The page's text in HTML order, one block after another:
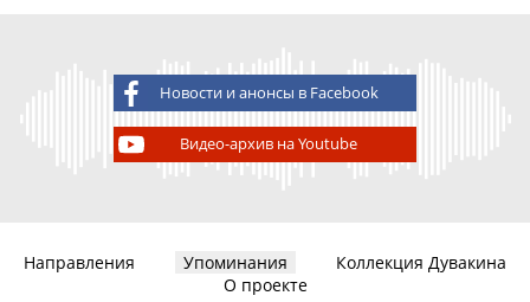
Новости и анонсы в Facebook
Видео-архив на Youtube
Направления Упоминания
Коллекция Дувакина
О проекте